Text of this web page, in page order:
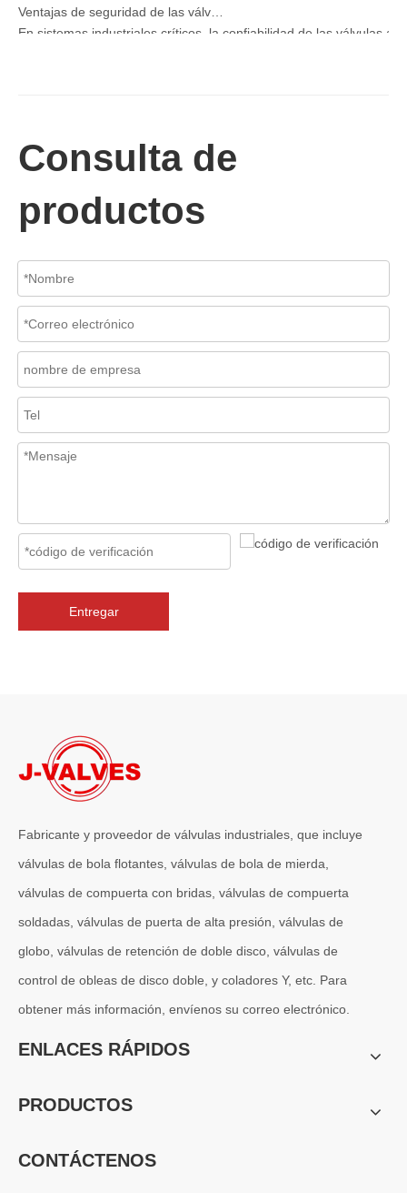
En sistemas industriales críticos, la confiabilidad de las válvulas
En los sistemas de tuberías industriales, mantener la calidad del
J-VALVES fabrica válvulas de compuerta WCB de gran
2026-07-04
En sistemas de tuberías criogénicas y de baja temperatura, los
Consulta de
productos
Entregar
Fabricante y proveedor de válvulas industriales, que incluye
válvulas de bola flotantes, válvulas de bola de mierda,
válvulas de compuerta con bridas, válvulas de compuerta
soldadas, válvulas de puerta de alta presión, válvulas de
globo, válvulas de retención de doble disco, válvulas de
control de obleas de disco doble, y coladores Y, etc. Para
obtener más información, envíenos su correo electrónico.
ENLACES RÁPIDOS
PRODUCTOS
CONTÁCTENOS